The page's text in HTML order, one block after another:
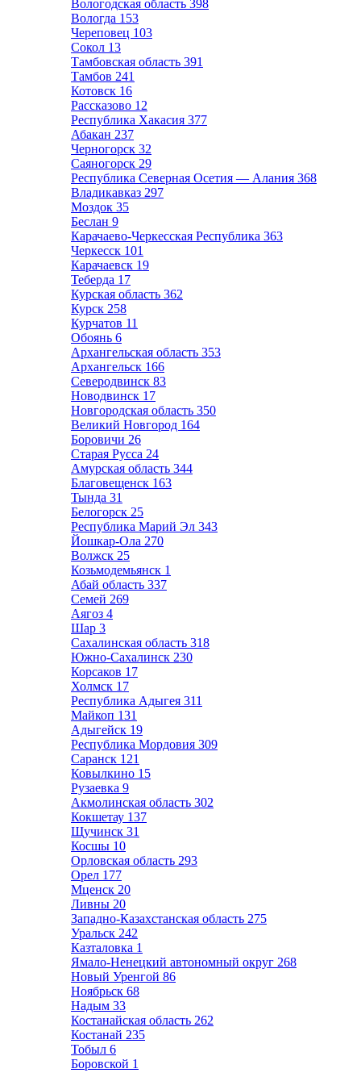
Вологодская область 398
Вологда 153
Череповец 103
Сокол 13
Тамбовская область 391
Тамбов 241
Котовск 16
Рассказово 12
Республика Хакасия 377
Абакан 237
Черногорск 32
Саяногорск 29
Республика Северная Осетия — Алания 368
Владикавказ 297
Моздок 35
Беслан 9
Карачаево-Черкесская Республика 363
Черкесск 101
Карачаевск 19
Теберда 17
Курская область 362
Курск 258
Курчатов 11
Обоянь 6
Архангельская область 353
Архангельск 166
Северодвинск 83
Новодвинск 17
Новгородская область 350
Великий Новгород 164
Боровичи 26
Старая Русса 24
Амурская область 344
Благовещенск 163
Тында 31
Белогорск 25
Республика Марий Эл 343
Йошкар-Ола 270
Волжск 25
Козьмодемьянск 1
Абай область 337
Семей 269
Аягоз 4
Шар 3
Сахалинская область 318
Южно-Сахалинск 230
Корсаков 17
Холмск 17
Республика Адыгея 311
Майкоп 131
Адыгейск 19
Республика Мордовия 309
Саранск 121
Ковылкино 15
Рузаевка 9
Акмолинская область 302
Кокшетау 137
Щучинск 31
Косшы 10
Орловская область 293
Орел 177
Мценск 20
Ливны 20
Западно-Казахстанская область 275
Уральск 242
Казталовка 1
Ямало-Ненецкий автономный округ 268
Новый Уренгой 86
Ноябрьск 68
Надым 33
Костанайская область 262
Костанай 235
Тобыл 6
Боровской 1